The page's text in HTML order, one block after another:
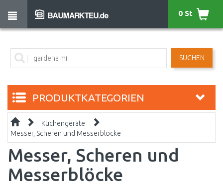
SUCHEN
0 St
PRODUKTKATEGORIEN
Küchengeräte
Messer, Scheren und Messerblöcke
Messer, Scheren und
Messerblöcke